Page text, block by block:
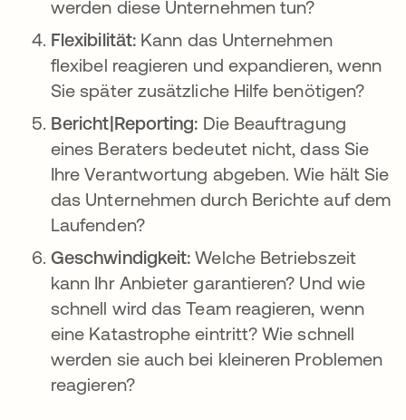
werden diese Unternehmen tun?
Flexibilität: Kann das Unternehmen
flexibel reagieren und expandieren, wenn
Sie später zusätzliche Hilfe benötigen?
Bericht|Reporting: Die Beauftragung
eines Beraters bedeutet nicht, dass Sie
Ihre Verantwortung abgeben. Wie hält Sie
das Unternehmen durch Berichte auf dem
Laufenden?
Geschwindigkeit:Welche Betriebszeit
kann Ihr Anbieter garantieren? Und wie
schnell wird das Team reagieren, wenn
eine Katastrophe eintritt? Wie schnell
werden sie auch bei kleineren Problemen
reagieren?